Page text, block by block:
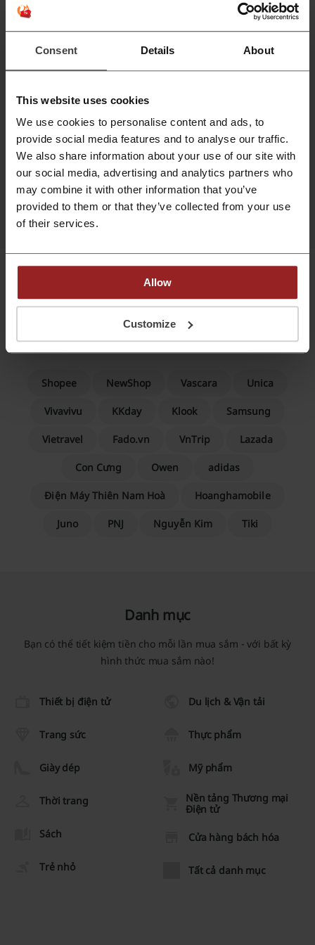
Consent Details About
This website uses cookies
We use cookies to personalise content and ads, to
provide social media features and to analyse our traffic.
We also share information about your use of our site with
our social media, advertising and analytics partners who
may combine it with other information that you’ve
provided to them or that they’ve collected from your use
of their services.
Allow
Customize
thật Tuyệt Vời!! Việc tìm kiếm mã giảm
giá chưa bao giờ dễ dàng đến thế. Quá
kiệm được rất
Tham gia ngay
Cửa hàng nổi bật
Bạn có thể tiết kiệm tiền cho mỗi lần mua sắm - với bất kỳ
hình thức mua sắm nào!
Shopee NewShop Vascara Unica
Vivavivu KKday Klook Samsung
Vietravel Fado.vn VnTrip Lazada
Con Cưng Owen adidas
Điện Máy Thiên Nam Hoà Hoanghamobile
Juno PNJ Nguyễn Kim Tiki
Danh mục
Bạn có thể tiết kiệm tiền cho mỗi lần mua sắm - với bất kỳ
hình thức mua sắm nào!
Thiết bị điện tử
Trang sức
Giày dép
Thời trang
Sách
Trẻ nhỏ
Du lịch & Vận tải
Thực phẩm
Mỹ phẩm
Nền tảng Thương mại
Điện tử
Cửa hàng bách hóa
Tất cả danh mục